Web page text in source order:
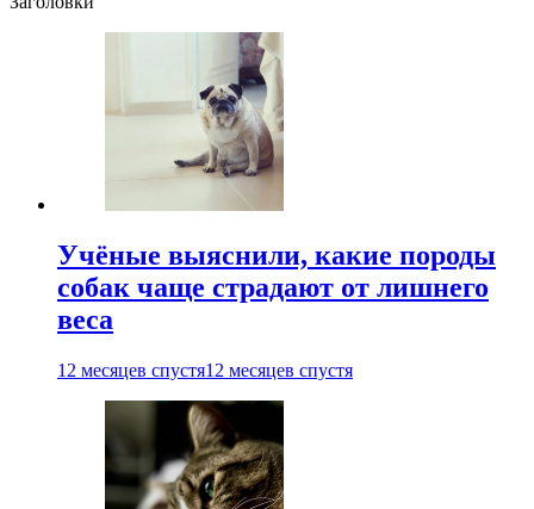
Учёные выяснили, какие породы
собак чаще страдают от лишнего
веса
12 месяцев спустя12 месяцев спустя